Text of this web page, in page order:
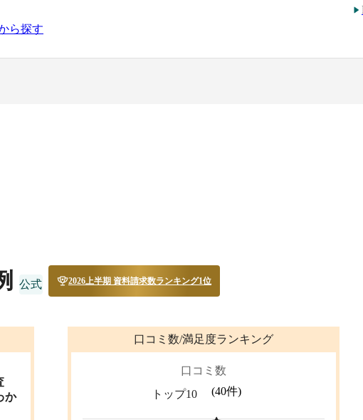
ら探す
2026上半期 資料請求数ランキング1位
か
口コミ数/満足度ランキング
口コミ数
トップ10
(40件)